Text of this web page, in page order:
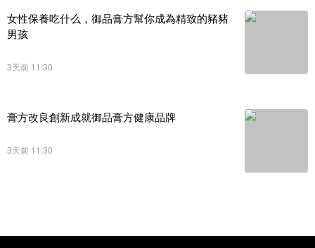
女性保養吃什么，御品膏方幫你成為精致的豬豬
男孩
3天前 11:30
膏方改良創新成就御品膏方健康品牌
3天前 11:30